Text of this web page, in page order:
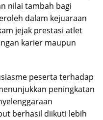
nilai tambah bagi
dalam kejuaraan
jejak prestasi atlet
karier maupun
peserta terhadap
peningkatan
berhasil diikuti lebih